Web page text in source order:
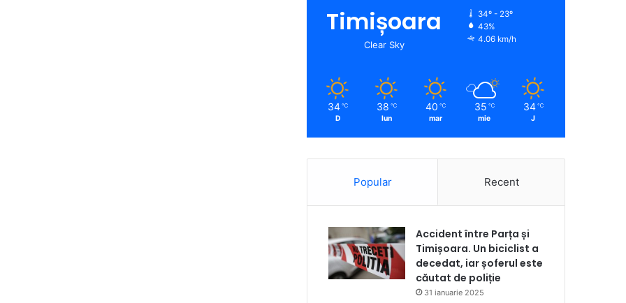
Timișoara
Clear Sky
34º - 23º
43%
4.06 km/h
34 ℃
D
38 ℃
lun
40 ℃
mar
35 ℃
mie
34 ℃
J
Popular Recent
Accident între Parța și
Timișoara. Un biciclist a
decedat, iar șoferul este
căutat de poliție
31 ianuarie 2025